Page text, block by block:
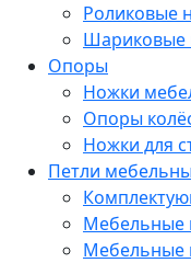
Роликовые
Шариковые
Опоры
Ножки
Опоры
Ножки для
Петли
Мебельные
Мебельные